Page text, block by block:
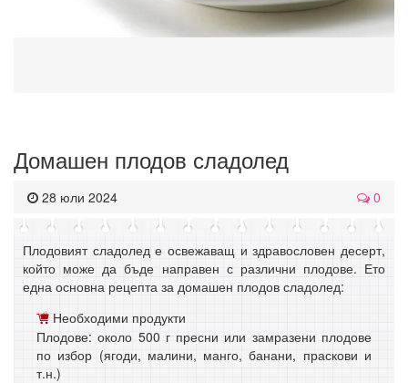
Домашен плодов сладолед
28 юли 2024 0
Плодовият сладолед е освежаващ и здравословен десерт,
който може да бъде направен с различни плодове. Ето
една основна рецепта за домашен плодов сладолед:
Необходими продукти
Плодове: около 500 г пресни или замразени плодове
по избор (ягоди, малини, манго, банани, праскови и
т.н.)